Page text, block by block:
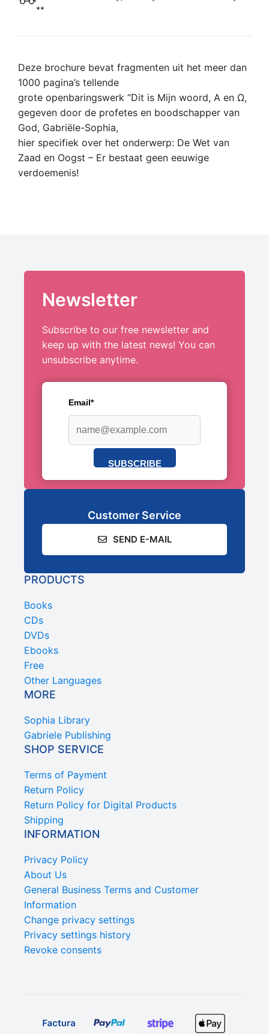
**
Deze brochure bevat fragmenten uit het meer dan
1000 pagina’s tellende
grote openbaringswerk “Dit is Mijn woord, A en Ω,
gegeven door de profetes en boodschapper van
God, Gabriële-Sophia,
hier specifiek over het onderwerp: De Wet van
Zaad en Oogst – Er bestaat geen eeuwige
verdoemenis!
Newsletter
Subscribe to our free newsletter and
keep up with the latest news! You can
unsubscribe anytime.
Email*
SUBSCRIBE
Customer Service
SEND E-MAIL
PRODUCTS
Books
CDs
DVDs
Ebooks
Free
Other Languages
MORE
Sophia Library
Gabriele Publishing
SHOP SERVICE
Terms of Payment
Return Policy
Return Policy for Digital Products
Shipping
INFORMATION
Privacy Policy
About Us
General Business Terms and Customer
Information
Change privacy settings
Privacy settings history
Revoke consents